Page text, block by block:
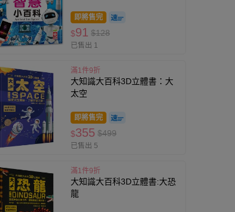
即將售完
$91 $128
已售出 1
滿1件9折
大知識大百科3D立體書：大
太空
即將售完
$355 $499
已售出 5
滿1件9折
大知識大百科3D立體書:大恐
龍